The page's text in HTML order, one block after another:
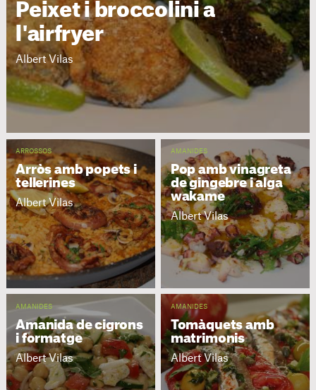
Peixet i broccolini a
l'airfryer
Albert Vilas
ARROSSOS
Arròs amb popets i
tellerines
Albert Vilas
AMANIDES
Pop amb vinagreta
de gingebre i alga
wakame
Albert Vilas
AMANIDES
Amanida de cigrons
i formatge
Albert Vilas
AMANIDES
Tomàquets amb
matrimonis
Albert Vilas